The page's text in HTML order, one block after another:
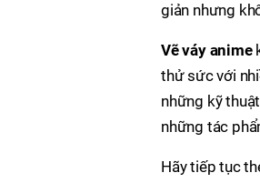
giản nhưng
Vẽ váy anime
thử sức với
những kỹ thuật
những tác
Hãy tiếp tục